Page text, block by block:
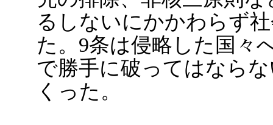
るしないにかかわらず
た。9条は侵略した国々
で勝手に破ってはなら
くった。